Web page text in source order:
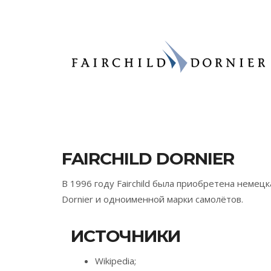
FAIRCHILD DORNIER
В 1996 году Fairchild была приобретена
Dornier и одноименной марки самолётов.
ИСТОЧНИКИ
Wikipedia;